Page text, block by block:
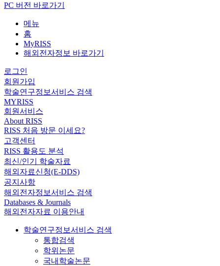
PC 버전 바로가기
메뉴
홈
MyRISS
해외전자정보 바로가기
로그인
회원가입
학술연구정보서비스 검색
MYRISS
회원서비스
About RISS
RISS 처음 방문 이세요?
고객센터
RISS 활용도 분석
최신/인기 학술자료
해외자료신청(E-DDS)
공지사항
해외전자정보서비스 검색
Databases & Journals
해외전자자료 이용안내
학술연구정보서비스 검색
통합검색
학위논문
국내학술논문